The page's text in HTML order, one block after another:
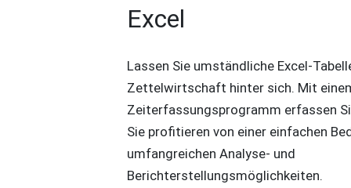
Excel
Lassen Sie umständliche Excel-
Zettelwirtschaft hinter sich. Mit
Zeiterfassungsprogramm erfassen
Sie profitieren von einer einfachen
umfangreichen Analyse- und
Berichterstellungsmöglichkeiten.